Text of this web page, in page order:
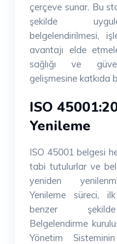
çerçeve sunar. Bu
şekilde
belgelendirilmesi,
avantajı elde
sağlığı ve
gelişmesine katkıda
ISO
Yenileme
ISO 45001 belgesi
tabi tutulurlar ve
yeniden
Yenileme süreci,
benzer
Belgelendirme
Yönetim